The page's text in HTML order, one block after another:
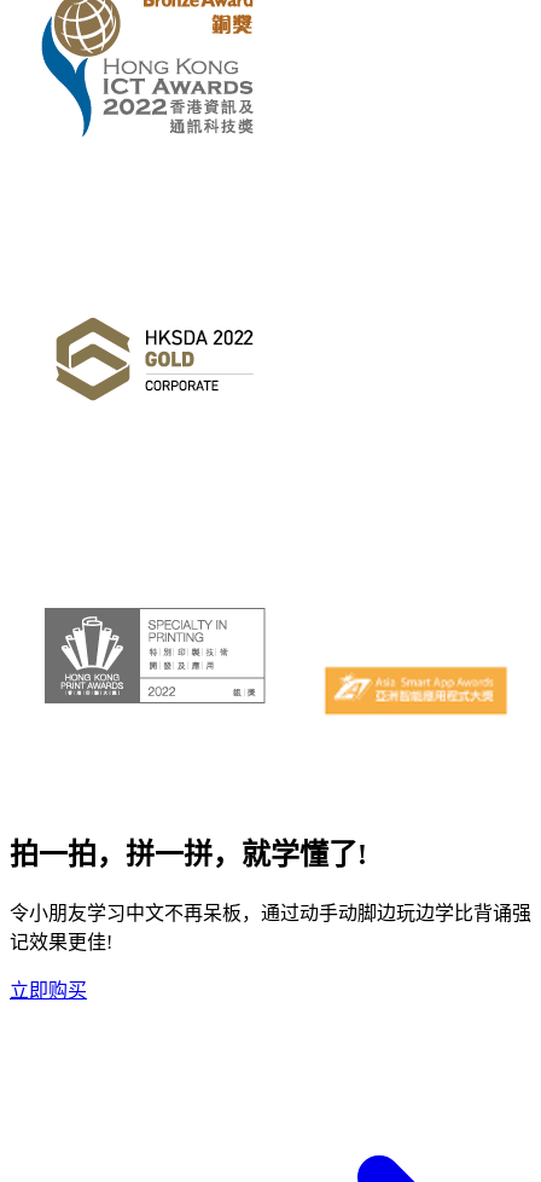
拍一拍，拼一拼，就学懂了!
令小朋友学习中文不再呆板，通过动手动脚边玩边学比背诵强
记效果更佳!
立即购买